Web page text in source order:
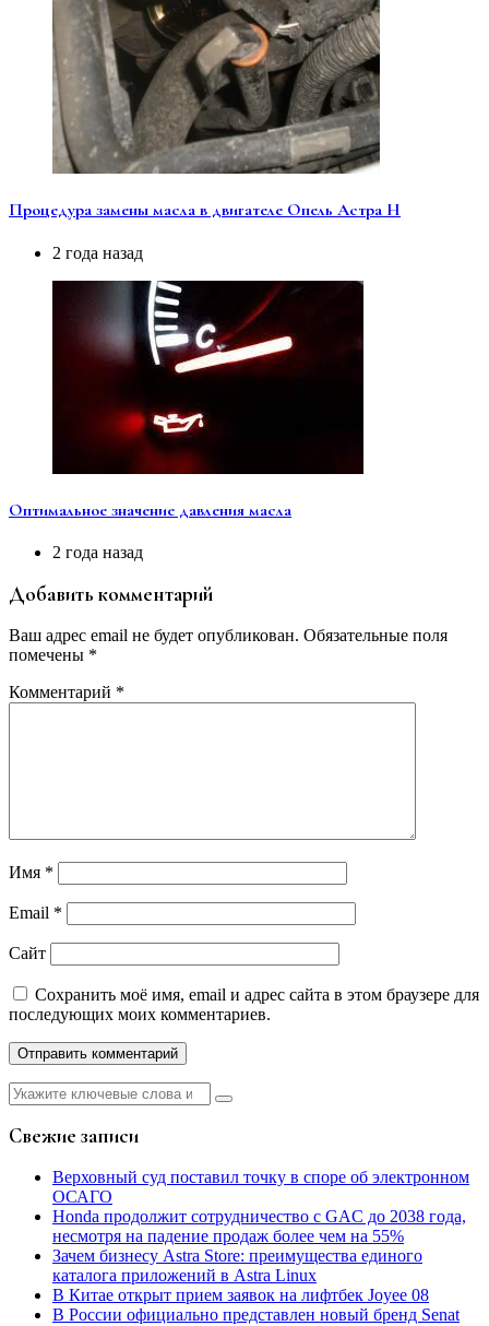
Процедура замены масла в двигателе Опель Астра Н
2 года назад
Оптимальное значение давления масла
2 года назад
Добавить комментарий
Ваш адрес email не будет опубликован. Обязательные поля
помечены *
Комментарий *
Имя *
Email *
Сайт
Сохранить моё имя, email и адрес сайта в этом браузере для
последующих моих комментариев.
Найти:
Свежие записи
Верховный суд поставил точку в споре об электронном
ОСАГО
Honda продолжит сотрудничество с GAC до 2038 года,
несмотря на падение продаж более чем на 55%
Зачем бизнесу Astra Store: преимущества единого
каталога приложений в Astra Linux
В Китае открыт прием заявок на лифтбек Joyee 08
В России официально представлен новый бренд Senat